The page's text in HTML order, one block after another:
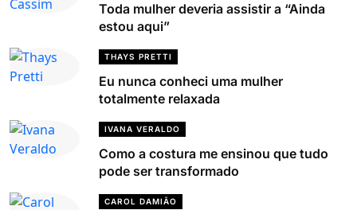
Toda mulher deveria assistir a “Ainda
estou aqui”
THAYS PRETTI
Eu nunca conheci uma mulher
totalmente relaxada
IVANA VERALDO
Como a costura me ensinou que tudo
pode ser transformado
CAROL DAMIÃO